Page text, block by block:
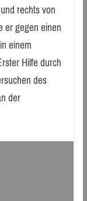
rechts von
er gegen einen
einem
Hilfe durch
des
der